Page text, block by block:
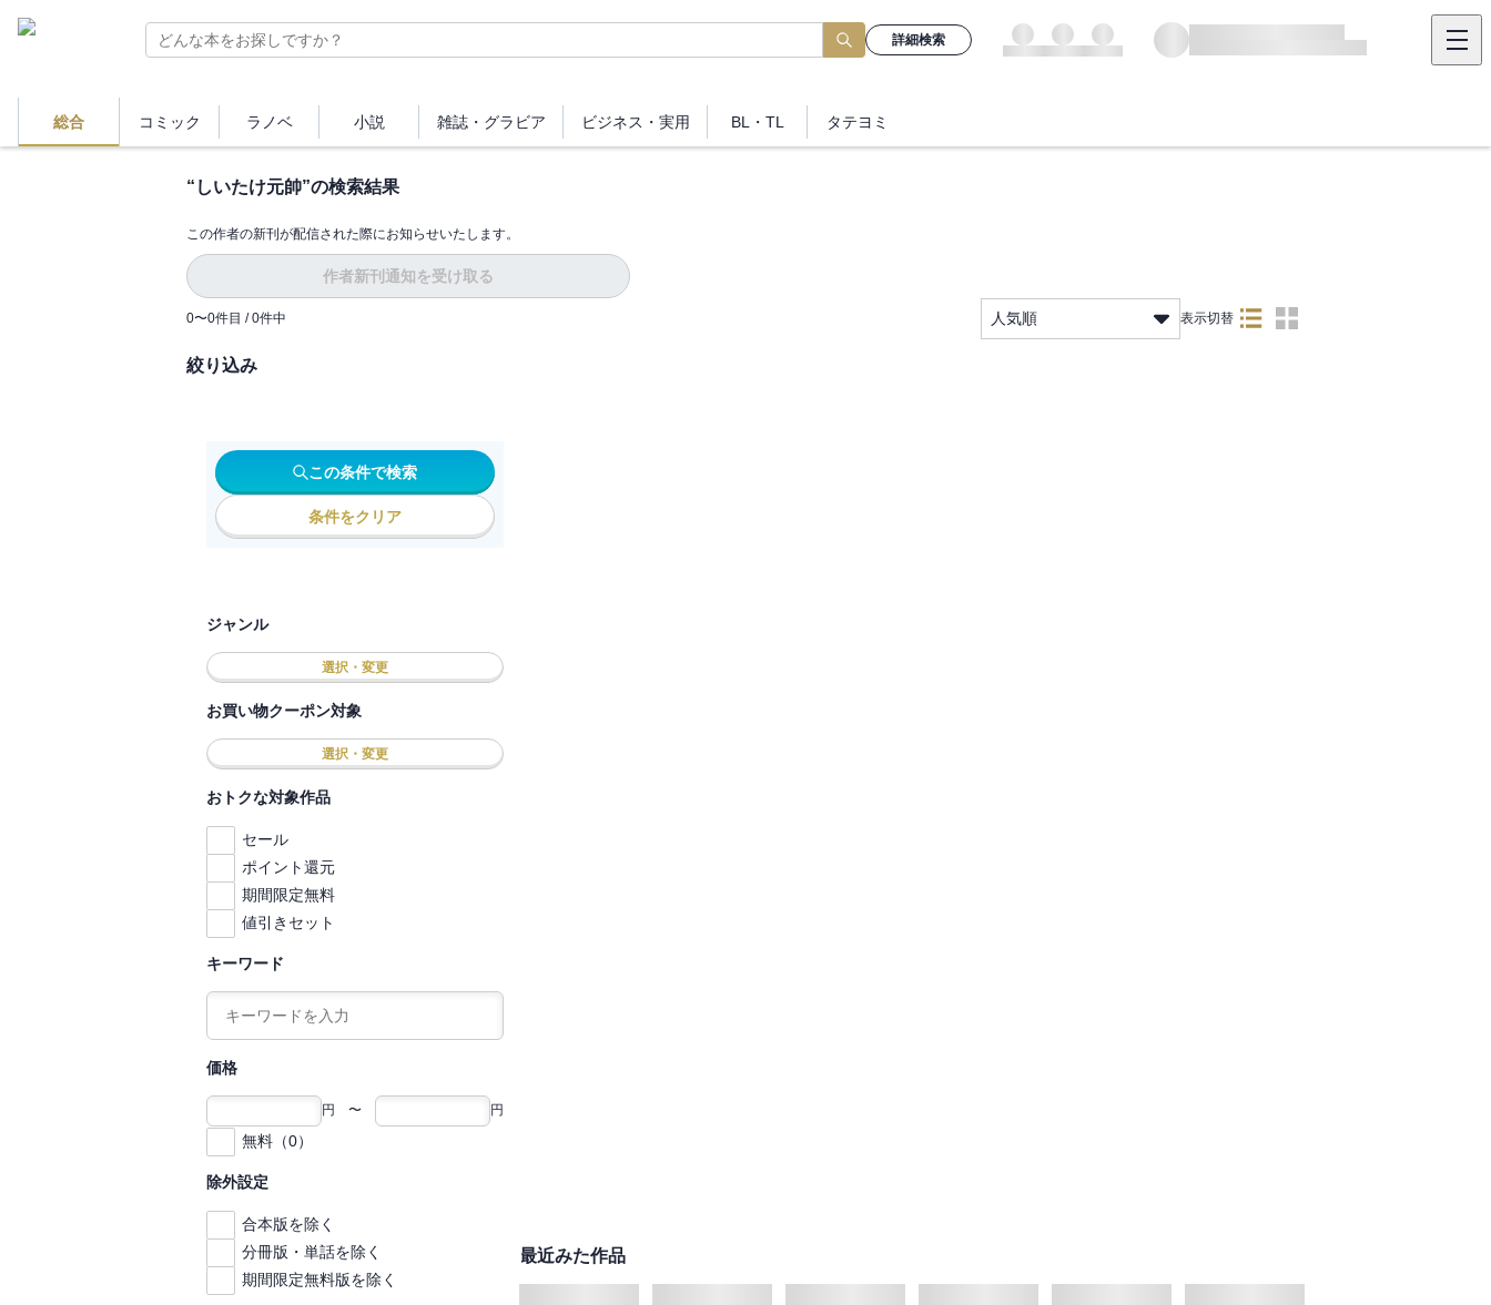
詳細検索
総合 コミック ラノベ 小説 雑誌・ グラビア ビジネス ・実用 BL・TL タテヨミ
“ しいたけ元帥”の検索結果
この作者の新刊が配信された際にお知らせいたします。
作者新刊通知を受け取る
0〜0件目 / 0件中 人気順 表示切替
絞り込み
この条件で検索
条件をクリア
ジャンル
選択・変更
お買い物クーポン対象
選択・変更
おトクな対象作品
セール
ポイント還元
期間限定無料
値引きセット
キーワード
価格
円 〜 円
無料（0）
除外設定
合本版を除く
分冊版・単話を除く
期間限定無料版を除く
最近みた作品